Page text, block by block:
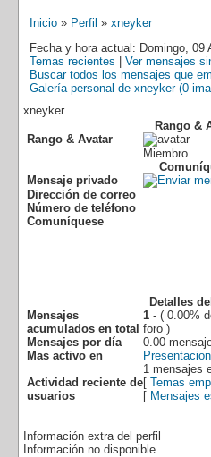
Inicio » Perfil » xneyker
Fecha y hora actual: Domingo, 09
Temas recientes
Ver mensajes
Buscar todos los mensajes que
Galería personal de xneyker (0
xneyker
Rango &
Rango & Avatar
Miembro
Mensaje privado
Dirección de correo
Número de teléfono
Comuníquese
Detalles
Mensajes
acumulados en total
1 - ( 0.00%
foro )
Mensajes por día
0.00
Mas activo en
1 mensajes
Actividad reciente de
usuarios
[ Temas
[ Mensajes
Información extra del perfil
Información no disponible